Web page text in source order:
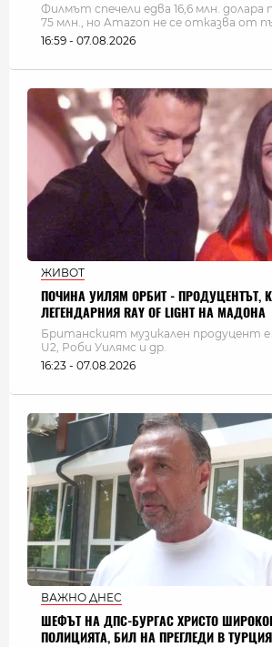
Филмът спечели едва 16,6 млн.
75 млн., но Amazon не се отказва от
16:59 - 07.08.2026
ЖИВОТ
ПОЧИНА УИЛЯМ ОРБИТ - ПРОДУЦЕНТЪТ,
ЛЕГЕНДАРНИЯ RAY OF LIGHT НА МАДОНА
Британският музикален продуцент е
U2, Роби Уилямс и др.
16:23 - 07.08.2026
ВАЖНО ДНЕС
ШЕФЪТ НА ДПС-БУРГАС ХРИСТО
ПОЛИЦИЯТА, БИЛ НА ПРЕГЛЕДИ В ТУРЦИЯ